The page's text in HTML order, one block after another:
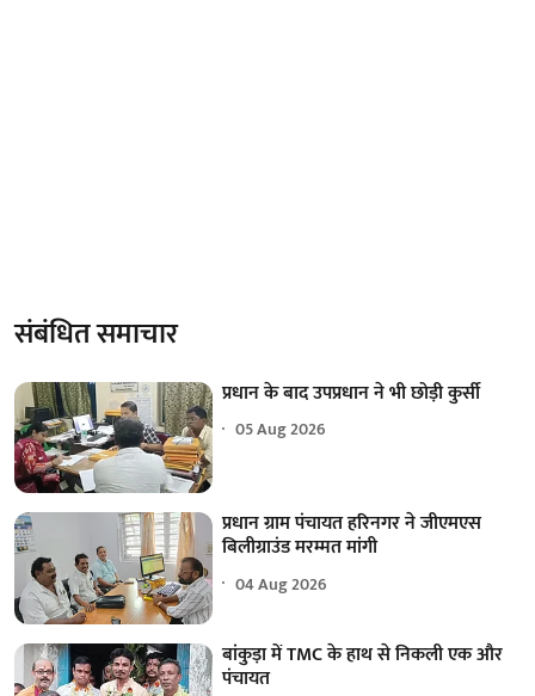
संबंधित समाचार
प्रधान के बाद उपप्रधान ने भी छोड़ी कुर्सी
05 Aug 2026
प्रधान ग्राम पंचायत हरिनगर ने जीएमएस
बिलीग्राउंड मरम्मत मांगी
04 Aug 2026
बांकुड़ा में TMC के हाथ से निकली एक और
पंचायत